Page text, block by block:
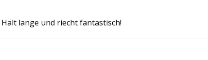
lange und riecht fantastisch!